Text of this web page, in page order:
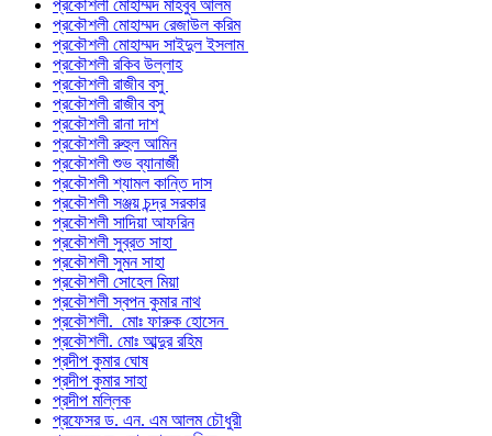
প্রকৌশলী মোহাম্মদ মাহবুব আলম
প্রকৌশলী মোহাম্মদ রেজাউল করিম
প্রকৌশলী মোহাম্মদ সাইদুল ইসলাম
প্রকৌশলী রকিব উল্লাহ
প্রকৌশলী রাজীব বসু
প্রকৌশলী রাজীব বসু
প্রকৌশলী রানা দাশ
প্রকৌশলী রুহুল আমিন
প্রকৌশলী শুভ ব্যানার্জী
প্রকৌশলী শ্যামল কান্তি দাস
প্রকৌশলী সঞ্জয় চন্দ্র সরকার
প্রকৌশলী সাদিয়া আফরিন
প্রকৌশলী সুব্রত সাহা
প্রকৌশলী সুমন সাহা
প্রকৌশলী সোহেল মিয়া
প্রকৌশলী স্বপন কুমার নাথ
প্রকৌশলী. মোঃ ফারুক হোসেন
প্রকৌশলী. মোঃ আব্দুর রহিম
প্রদীপ কুমার ঘোষ
প্রদীপ কুমার সাহা
প্রদীপ মল্লিক
প্রফেসর ড. এন. এম আলম চৌধুরী